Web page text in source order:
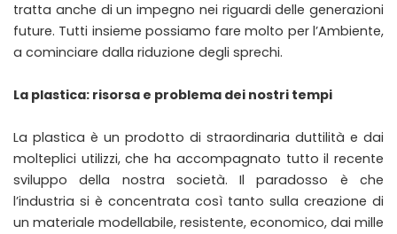
tratta anche di un impegno nei riguardi delle generazioni
future. Tutti insieme possiamo fare molto per l’Ambiente,
a cominciare dalla riduzione degli sprechi.
La plastica: risorsa e problema dei nostri tempi
La plastica è un prodotto di straordinaria duttilità e dai
molteplici utilizzi, che ha accompagnato tutto il recente
sviluppo della nostra società. Il paradosso è che
l’industria si è concentrata così tanto sulla creazione di
un materiale modellabile, resistente, economico, dai mille